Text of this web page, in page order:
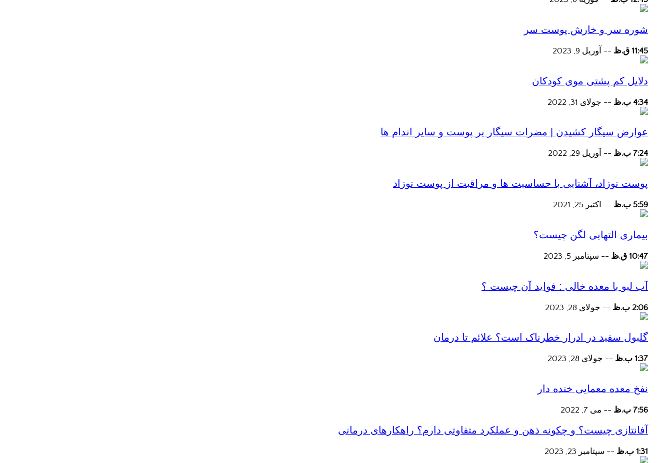
شوره سر و خارش پوست سر
11:45 ق.ظ -- آوریل 9, 2023
دلایل کم پشتی موی کودکان
4:34 ب.ظ -- جولای 31, 2022
عوارض سیگار کشیدن | مضرات سیگار بر پوست و سایر اندام ها
7:24 ب.ظ -- آوریل 29, 2022
پوست نوزاد، آشنایی با حساسیت ها و مراقبت از پوست نوزاد
5:59 ب.ظ -- اکتبر 25, 2021
بیماری التهابی لگن چیست؟
10:47 ق.ظ -- سپتامبر 5, 2023
آب لبو با معده خالی : فواید آن چیست ؟
2:06 ب.ظ -- جولای 28, 2023
گلبول سفید در ادرار خطرناک است؟ علائم تا درمان
1:37 ب.ظ -- جولای 28, 2023
نفخ معده معمایی خنده دار
7:56 ب.ظ -- می 7, 2022
آفانتازی چیست؟ و چکونه ذهن و عملکرد متفاوتی دارم؟ راهکارهای درمانی
1:31 ب.ظ -- سپتامبر 23, 2023